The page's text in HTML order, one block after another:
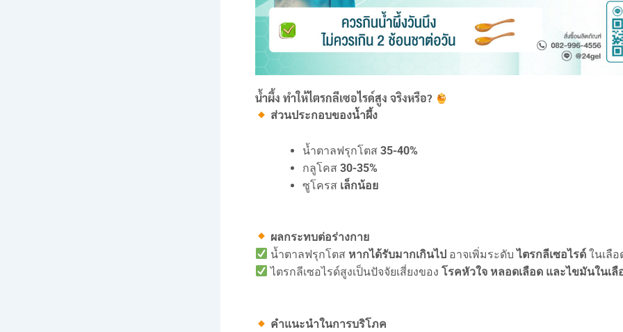
น้ำผึ้ง ทำให้ไตรกลีเซอไรด์สูง จริงหรือ?
ส่วนประกอบของน้ำผึ้ง
น้ำตาลฟรุกโตส 35-40%
กลูโคส 30-35%
ซูโครส เล็กน้อย
ผลกระทบต่อร่างกาย
น้ำตาลฟรุกโตส หากได้รับมากเกินไป อาจเพิ่มระดับไตรกลีเซอไรด์ ในเลือ
ไตรกลีเซอไรด์สูงเป็นปัจจัยเสี่ยงของโรคหัวใจ หลอดเลือด และไขมันในเลื
คำแนะนำในการบริโภค